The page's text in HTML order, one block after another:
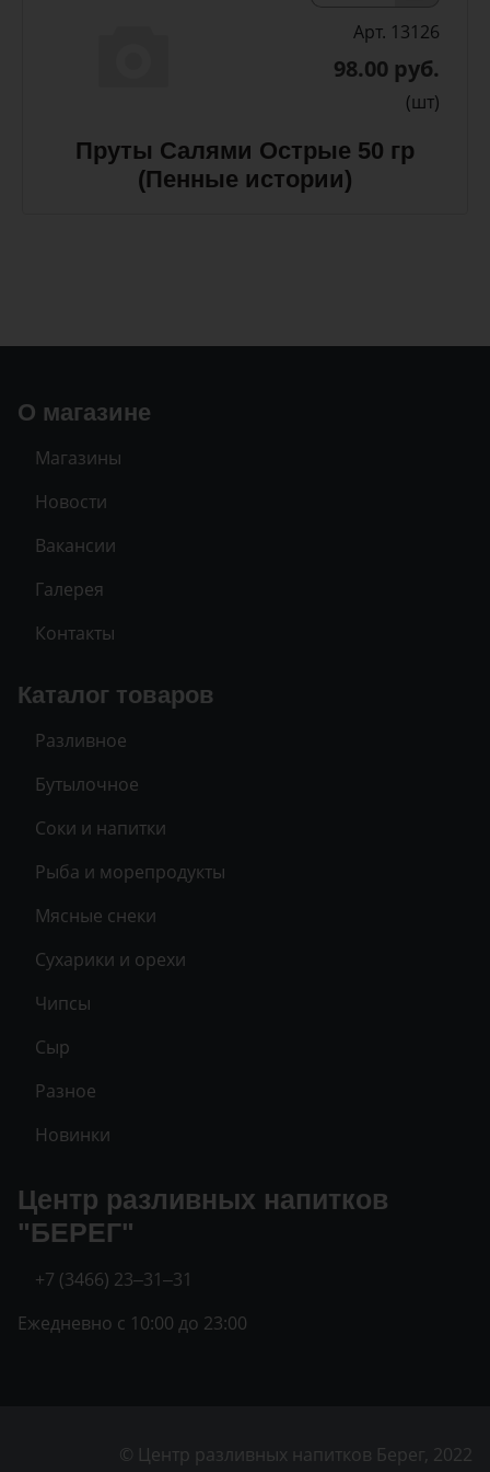
Арт. 13126
98.00 руб.
(шт)
Пруты Салями Острые 50 гр
(Пенные истории)
О магазине
Магазины
Новости
Вакансии
Галерея
Контакты
Каталог товаров
Разливное
Бутылочное
Соки и напитки
Рыба и морепродукты
Мясные снеки
Сухарики и орехи
Чипсы
Сыр
Разное
Новинки
Центр разливных напитков
"БЕРЕГ"
+7 (3466) 23‒31‒31
Ежедневно с 10:00 до 23:00
© Центр разливных напитков Берег, 2022